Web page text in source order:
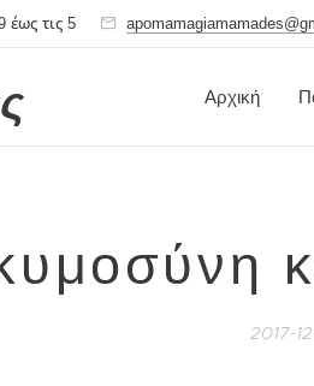
έως τις 5
Αρχική
2017-